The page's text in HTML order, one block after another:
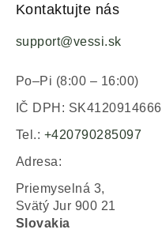
Kontaktujte nás
support@vessi.sk
Po–Pi (8:00 – 16:00)
IČ DPH: SK4120914666
Tel.: +420790285097
Adresa:
Priemyselná 3,
Svätý Jur 900 21
Slovakia